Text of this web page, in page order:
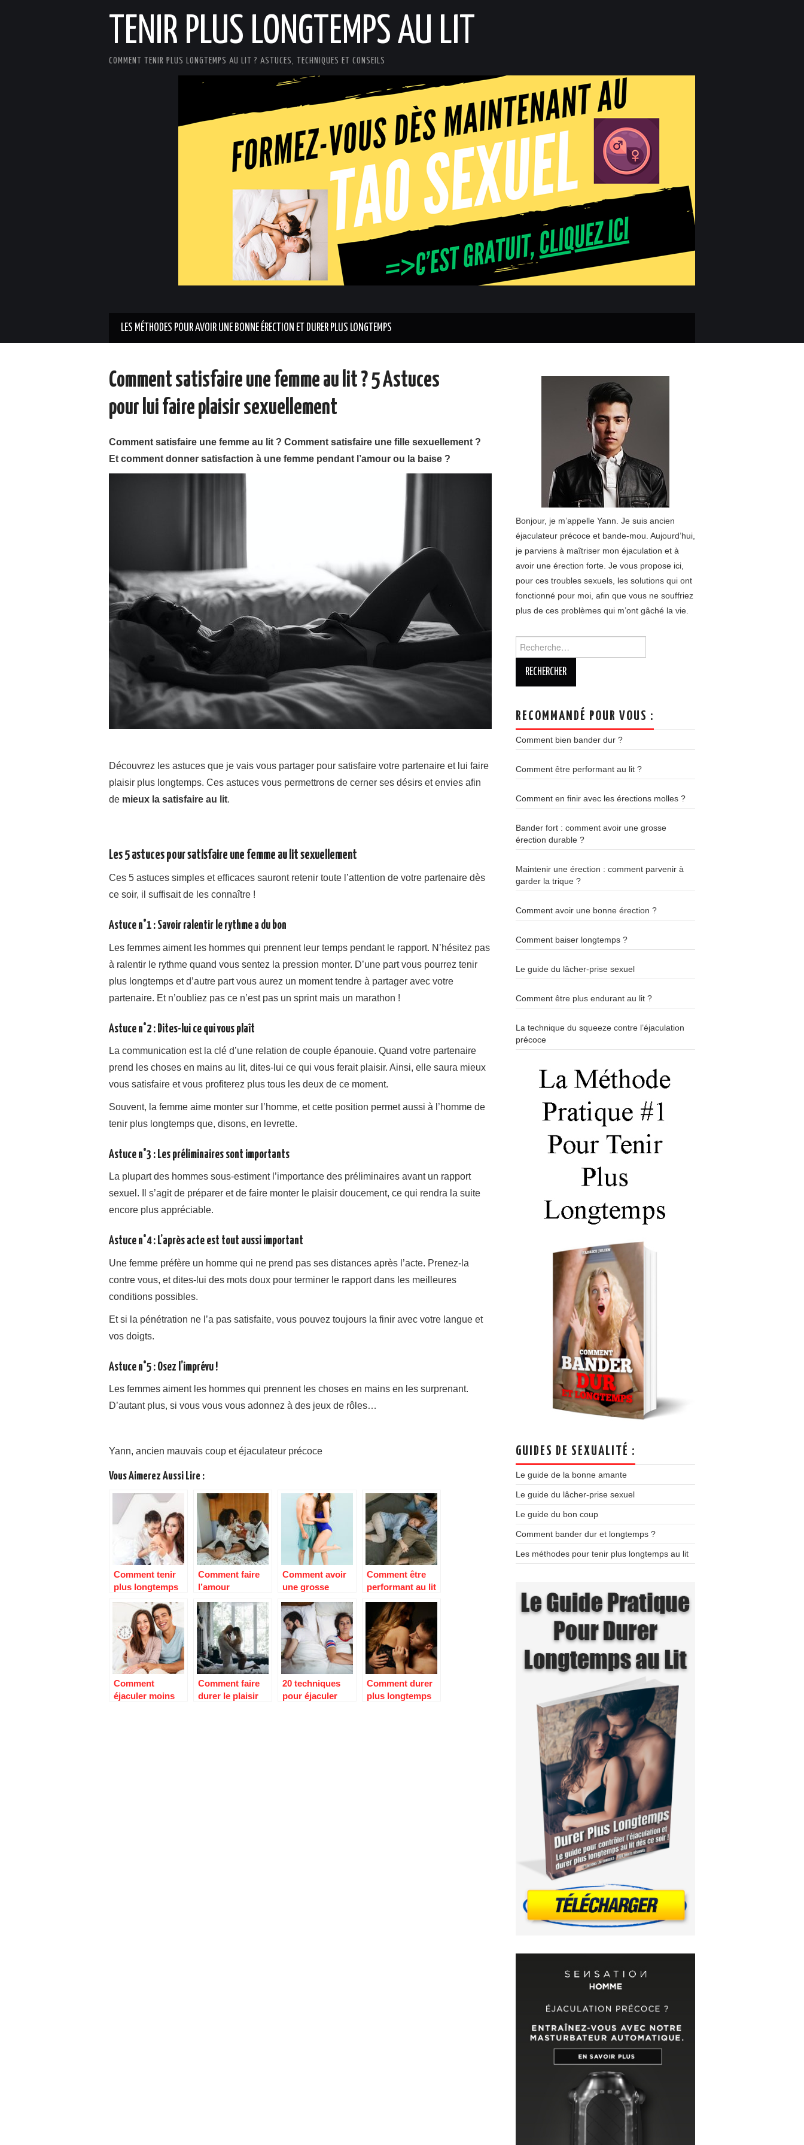
TENIR PLUS LONGTEMPS AU LIT
COMMENT TENIR PLUS LONGTEMPS AU LIT ? ASTUCES, TECHNIQUES ET CONSEILS
LES MÉTHODES POUR AVOIR UNE BONNE ÉRECTION ET DURER PLUS LONGTEMPS
Comment satisfaire une femme au lit ? 5 Astuces
pour lui faire plaisir sexuellement
Comment satisfaire une femme au lit ? Comment satisfaire une fille sexuellement ?
Et comment donner satisfaction à une femme pendant l’amour ou la baise ?
Découvrez les astuces que je vais vous partager pour satisfaire votre partenaire et lui faire
plaisir plus longtemps. Ces astuces vous permettrons de cerner ses désirs et envies afin
de mieux la satisfaire au lit.
Les 5 astuces pour satisfaire une femme au lit sexuellement
Ces 5 astuces simples et efficaces sauront retenir toute l’attention de votre partenaire dès
ce soir, il suffisait de les connaître !
Astuce n°1 : Savoir ralentir le rythme a du bon
Les femmes aiment les hommes qui prennent leur temps pendant le rapport. N’hésitez pas
à ralentir le rythme quand vous sentez la pression monter. D’une part vous pourrez tenir
plus longtemps et d’autre part vous aurez un moment tendre à partager avec votre
partenaire. Et n’oubliez pas ce n’est pas un sprint mais un marathon !
Astuce n°2 : Dites-lui ce qui vous plaît
La communication est la clé d’une relation de couple épanouie. Quand votre partenaire
prend les choses en mains au lit, dites-lui ce qui vous ferait plaisir. Ainsi, elle saura mieux
vous satisfaire et vous profiterez plus tous les deux de ce moment.
Souvent, la femme aime monter sur l’homme, et cette position permet aussi à l’homme de
tenir plus longtemps que, disons, en levrette.
Astuce n°3 : Les préliminaires sont importants
La plupart des hommes sous-estiment l’importance des préliminaires avant un rapport
sexuel. Il s’agit de préparer et de faire monter le plaisir doucement, ce qui rendra la suite
encore plus appréciable.
Astuce n°4 : L’après acte est tout aussi important
Une femme préfère un homme qui ne prend pas ses distances après l’acte. Prenez-la
contre vous, et dites-lui des mots doux pour terminer le rapport dans les meilleures
conditions possibles.
Et si la pénétration ne l’a pas satisfaite, vous pouvez toujours la finir avec votre langue et
vos doigts.
Astuce n°5 : Osez l’imprévu !
Les femmes aiment les hommes qui prennent les choses en mains en les surprenant.
D’autant plus, si vous vous vous adonnez à des jeux de rôles…
Yann, ancien mauvais coup et éjaculateur précoce
Vous Aimerez Aussi Lire :
Comment tenir
plus longtemps
Comment faire
l’amour
Comment avoir
une grosse
Comment être
performant au lit
Comment
éjaculer moins
Comment faire
durer le plaisir
20 techniques
pour éjaculer
Comment durer
plus longtemps
Bonjour, je m’appelle Yann. Je suis ancien
éjaculateur précoce et bande-mou. Aujourd’hui,
je parviens à maîtriser mon éjaculation et à
avoir une érection forte. Je vous propose ici,
pour ces troubles sexuels, les solutions qui ont
fonctionné pour moi, afin que vous ne souffriez
plus de ces problèmes qui m’ont gâché la vie.
RECOMMANDÉ POUR VOUS :
Comment bien bander dur ?
Comment être performant au lit ?
Comment en finir avec les érections molles ?
Bander fort : comment avoir une grosse
érection durable ?
Maintenir une érection : comment parvenir à
garder la trique ?
Comment avoir une bonne érection ?
Comment baiser longtemps ?
Le guide du lâcher-prise sexuel
Comment être plus endurant au lit ?
La technique du squeeze contre l’éjaculation
précoce
GUIDES DE SEXUALITÉ :
Le guide de la bonne amante
Le guide du lâcher-prise sexuel
Le guide du bon coup
Comment bander dur et longtemps ?
Les méthodes pour tenir plus longtemps au lit